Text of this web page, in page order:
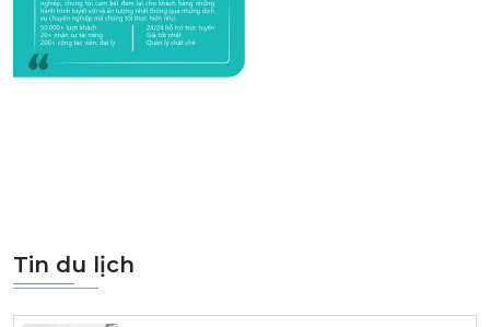
Tin du lịch